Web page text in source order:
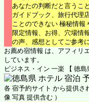
あなたの判断だと言うこと
ガイドブック、旅行代理
ことのできない 極秘情報
限定情報、お得、穴場情
の声、感想としてご参考
お薦め宿情報 は、アフィリ
しています。
ビジネス・イン 一楽 【 徳
各 宿予約サイト から提供さ
像 写真 提供含む ）